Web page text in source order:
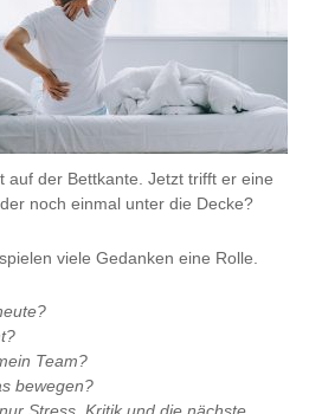
auf der Bettkante. Jetzt trifft er eine
noch einmal unter die Decke?
viele Gedanken eine Rolle.
Team?
bewegen?